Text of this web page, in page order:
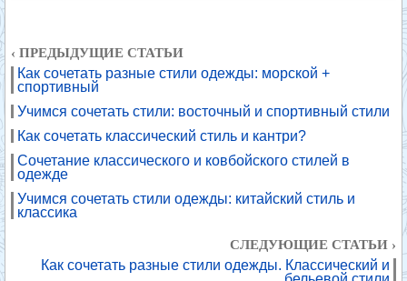
‹ ПРЕДЫДУЩИЕ СТАТЬИ
Как сочетать разные стили одежды: морской +
спортивный
Учимся сочетать стили: восточный и спортивный стили
Как сочетать классический стиль и кантри?
Сочетание классического и ковбойского стилей в
одежде
Учимся сочетать стили одежды: китайский стиль и
классика
СЛЕДУЮЩИЕ СТАТЬИ ›
Как сочетать разные стили одежды. Классический и